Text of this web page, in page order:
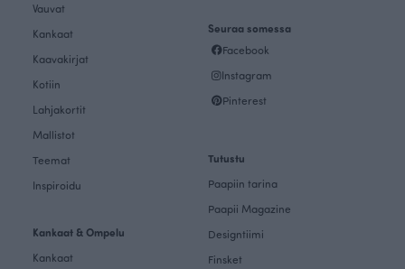
Vauvat
Kankaat
Kaavakirjat
Kotiin
Lahjakortit
Mallistot
Teemat
Inspiroidu
Kankaat & Ompelu
Kankaat
Seuraa somessa
Facebook
Instagram
Pinterest
Tutustu
Paapiin tarina
Paapii Magazine
Designtiimi
Finsket